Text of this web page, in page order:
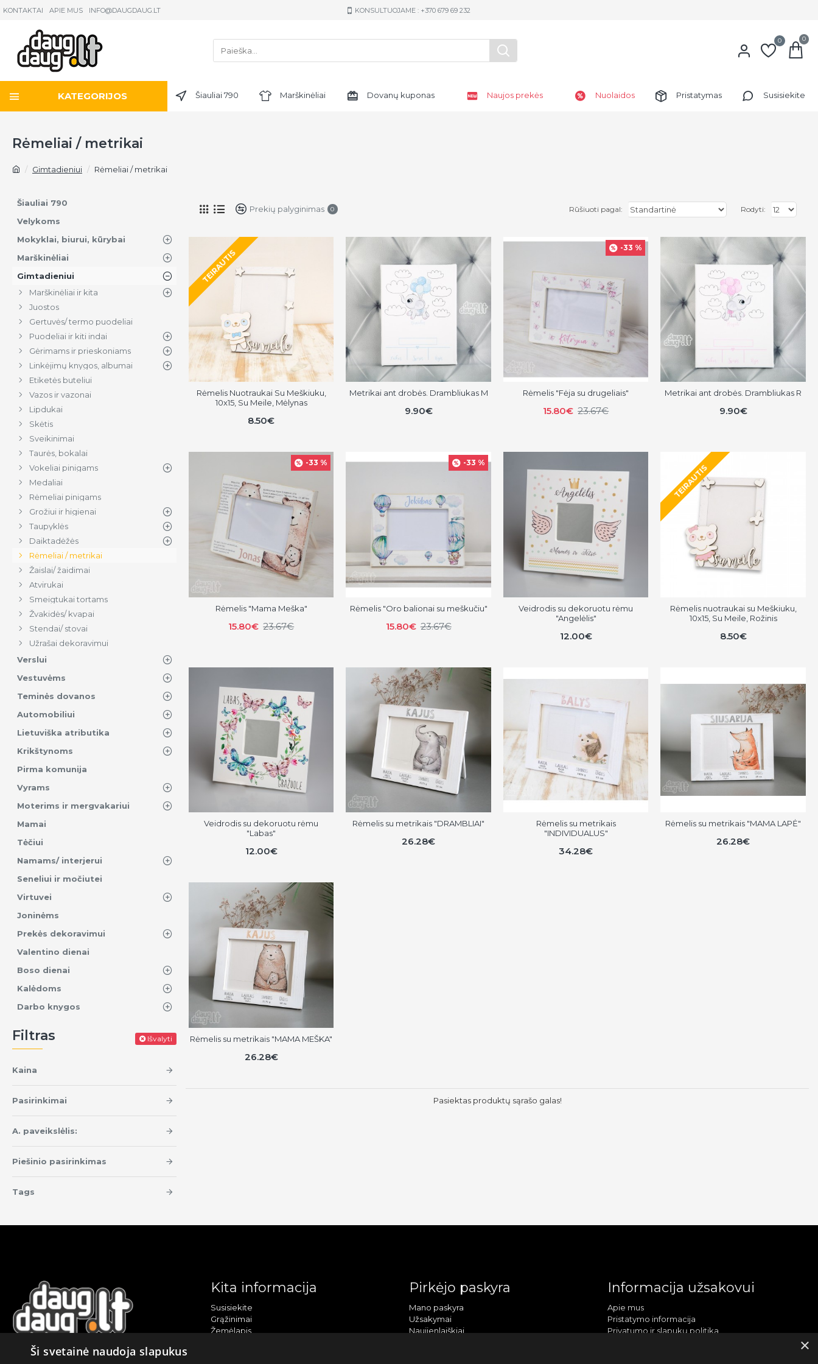
KONTAKTAI APIE MUS INFO@DAUGDAUG.LT KONSULTUOJAME : +370 679 69 232
0 0
KATEGORIJOS Šiauliai 790 Marškinėliai Dovanų kuponas Naujos prekės Nuolaidos Pristatymas Susisiekite
Gimtadieniui Rėmeliai / metrikai
Rėmeliai / metrikai
Šiauliai 790
Velykoms
Mokyklai, biurui, kūrybai
Marškinėliai
Gimtadieniui
Marškinėliai ir kita
Juostos
Gertuvės/ termo puodeliai
Puodeliai ir kiti indai
Gėrimams ir prieskoniams
Linkėjimų knygos, albumai
Etiketės buteliui
Vazos ir vazonai
Lipdukai
Skėtis
Sveikinimai
Taurės, bokalai
Vokeliai pinigams
Medaliai
Rėmeliai pinigams
Grožiui ir higienai
Taupyklės
Daiktadėžės
Rėmeliai / metrikai
Žaislai/ žaidimai
Atvirukai
Smeigtukai tortams
Žvakidės/ kvapai
Stendai/ stovai
Užrašai dekoravimui
Verslui
Vestuvėms
Teminės dovanos
Automobiliui
Lietuviška atributika
Krikštynoms
Pirma komunija
Vyrams
Moterims ir mergvakariui
Mamai
Tėčiui
Namams/ interjerui
Seneliui ir močiutei
Virtuvei
Joninėms
Prekės dekoravimui
Valentino dienai
Boso dienai
Kalėdoms
Darbo knygos
Filtras Išvalyti
Kaina
Pasirinkimai
A. paveikslėlis:
Piešinio pasirinkimas
Tags
Prekių palyginimas 0 Rūšiuoti pagal: Rodyti:
TEIRAUTIS
Rėmelis Nuotraukai Su Meškiuku,
10x15, Su Meile, Mėlynas
8.50€
Metrikai ant drobės. Drambliukas M
9.90€
-33 %
Rėmelis "Fėja su drugeliais"
15.80€ 23.67€
Metrikai ant drobės. Drambliukas R
9.90€
-33 %
Rėmelis "Mama Meška"
15.80€ 23.67€
-33 %
Rėmelis "Oro balionai su meškučiu"
15.80€ 23.67€
Veidrodis su dekoruotu rėmu
"Angelėlis"
12.00€
TEIRAUTIS
Rėmelis nuotraukai su Meškiuku,
10x15, Su Meile, Rožinis
8.50€
Veidrodis su dekoruotu rėmu
"Labas"
12.00€
Rėmelis su metrikais "DRAMBLIAI"
26.28€
Rėmelis su metrikais
"INDIVIDUALUS"
34.28€
Rėmelis su metrikais "MAMA LAPĖ"
26.28€
Rėmelis su metrikais "MAMA MEŠKA"
26.28€
Pasiektas produktų sąrašo galas!
Sekite mus
Kita informacija
Susisiekite
Grąžinimai
Žemėlapis
Pirkėjo paskyra
Mano paskyra
Užsakymai
Naujienlaiškiai
Informacija užsakovui
Apie mus
Pristatymo informacija
Privatumo ir slapukų politika
×
Ši svetainė naudoja slapukus